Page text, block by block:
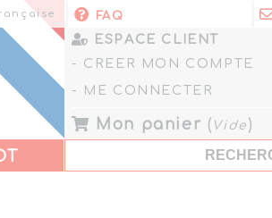
FAQ
ESPACE CLIENT
- CREER MON COMPTE
- ME CONNECTER
Mon panier ( Vide )